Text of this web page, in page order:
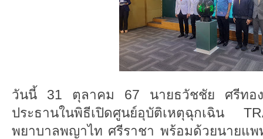
วันนี้ 31 ตุลาคม 67 นายธวัชชัย ศรีทอง
ประธานในพิธีเปิดศูนย์อุบัติเหตุฉุกเฉิน
พยาบาลพญาไท ศรีราชา พร้อมด้วยนายแ